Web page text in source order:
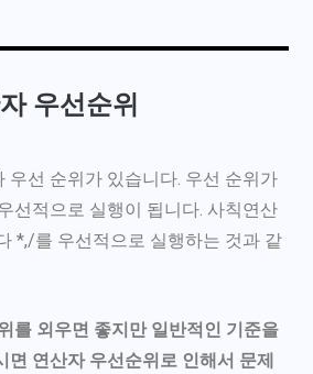
우선순위
우선 순위가 있습니다. 우선 순위가
선적으로 실행이 됩니다. 사칙연산
*,/를 우선적으로 실행하는 것과 같
를 외우면 좋지만 일반적인 기준을
면 연산자 우선순위로 인해서 문제